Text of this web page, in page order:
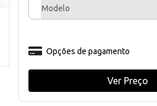
Modelo
Opções de pagamento
Ver Preço